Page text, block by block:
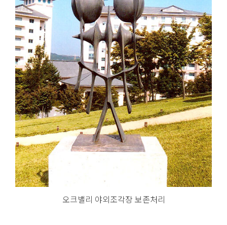
오크밸리 야외조각장 보존처리